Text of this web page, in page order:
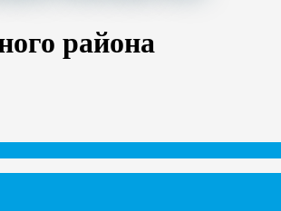
района